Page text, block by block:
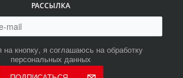
РАССЫЛКА
кнопку, я соглашаюсь на обработку
персональных данных